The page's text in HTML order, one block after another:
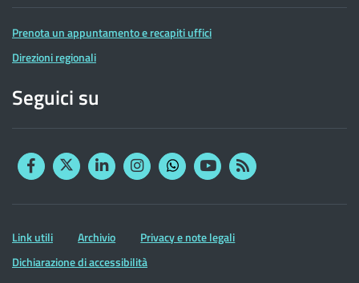
Prenota un appuntamento e recapiti uffici
Direzioni regionali
Seguici su
FacebookTwitterLinkedinInstagram
YouTubeRSS
Altre
informazioni
Link utili Archivio
Privacy e note legali
Dichiarazione di accessibilità